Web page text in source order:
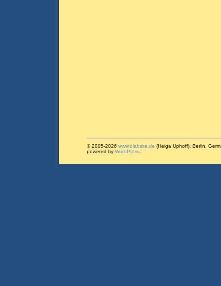
© 2005-2026 www.diabsite.de (Helga Uphoff), Berlin,
powered by WordPress.